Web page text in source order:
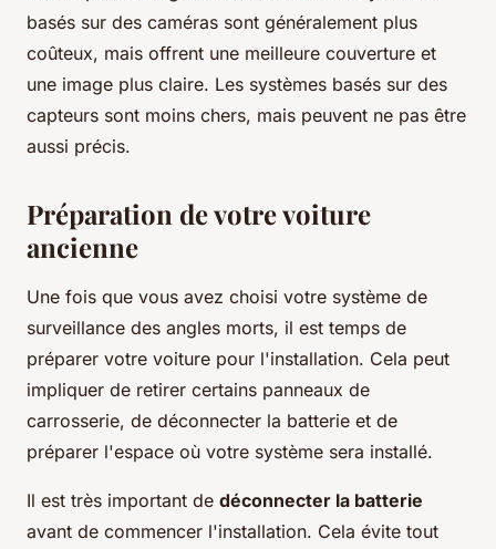
basés sur des caméras sont généralement plus
coûteux, mais offrent une meilleure couverture et
une image plus claire. Les systèmes basés sur des
capteurs sont moins chers, mais peuvent ne pas être
aussi précis.
Préparation de votre voiture
ancienne
Une fois que vous avez choisi votre système de
surveillance des angles morts, il est temps de
préparer votre voiture pour l'installation. Cela peut
impliquer de retirer certains panneaux de
carrosserie, de déconnecter la batterie et de
préparer l'espace où votre système sera installé.
Il est très important de déconnecter la batterie
avant de commencer l'installation. Cela évite tout